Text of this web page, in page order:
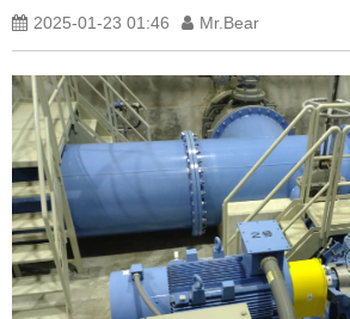
2025-01-23 01:46 Mr.Bear